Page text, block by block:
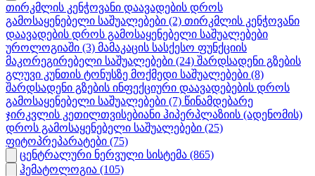
თირკმლის კენჭოვანი დაავადების დროს
გამოსაყენებელი საშუალებები (2) თირკმლის კენჭოვანი
დაავადების დროს გამოსაყენებელი საშუალებები
უროლოგიაში (3) მამაკაცის სასქესო ფუნქციის
მაკორეგირებელი საშუალებები (24) შარდსადენი გზების
გლუვი კუნთის ტონუსზე მოქმედი საშუალებები (8)
შარდსადენი გზების ინფექციური დაავადებების დროს
გამოსაყენებელი საშუალებები (7) წინამდებარე
ჯირკვლის კეთილთვისებიანი ჰიპერპლაზიის (ადენომის)
დროს გამოსაყენებელი საშუალებები (25)
ფიტოპრეპარატები (75)
ცენტრალური ნერვული სისტემა (865)
ჰემატოლოგია (105)